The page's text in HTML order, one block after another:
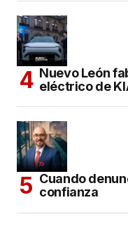
Nuevo León
eléctrico de
Cuando
confianza